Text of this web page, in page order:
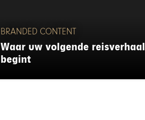
BRANDED CONTENT
Waar uw volgende reisverhaal
begint